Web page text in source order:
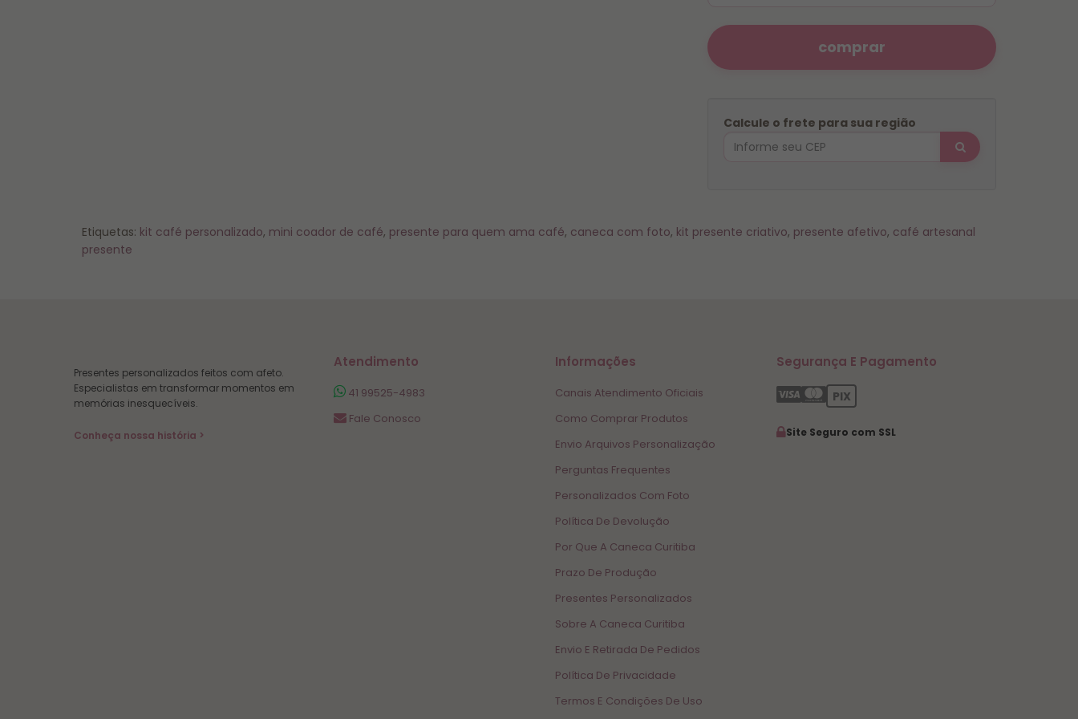
comprar
Calcule o frete para sua região
Etiquetas: kit café personalizado, mini coador de café, presente para quem ama café, caneca com foto, kit presente criativo, presente afetivo, café artesanal
presente
Presentes personalizados feitos com afeto.
Especialistas em transformar momentos em
memórias inesquecíveis.
Conheça nossa história >
Atendimento
41 99525-4983
Fale Conosco
Informações
Canais Atendimento Oficiais
Como Comprar Produtos
Envio Arquivos Personalização
Perguntas Frequentes
Personalizados Com Foto
Política De Devolução
Por Que A Caneca Curitiba
Prazo De Produção
Presentes Personalizados
Sobre A Caneca Curitiba
Envio E Retirada De Pedidos
Política De Privacidade
Termos E Condições De Uso
Segurança E Pagamento
PIX
Site Seguro com SSL